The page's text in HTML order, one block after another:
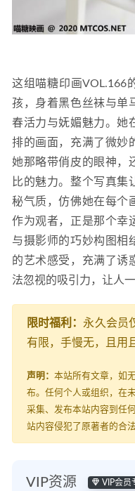
这组喵糖印画VOL.166
孩，身着黑色丝袜与单
春活力与妩媚魅力。她
排的画面，充满了微妙
她那略带俏皮的眼神，
比的魅力。整个写真集
秘气质，仿佛她在每个
作为观者，正是那个幸
与摄影师的巧妙构图相
的艺术感受，充满了诱
法忽视的吸引力，让人
限时福利： 永久会员
有限，手慢无，且用
声明： 本站所有文章，如
布。任何个人或组织，在
采集、发布本站内容到任
站内容侵犯了原著者的合
VIP资源 VIP会员